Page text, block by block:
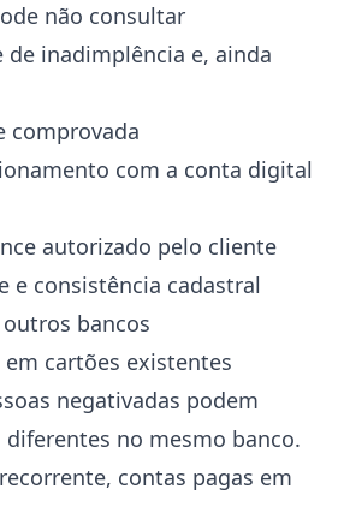
não consultar
de inadimplência e, ainda
comprovada
com a conta digital
autorizado pelo cliente
e consistência cadastral
bancos
cartões existentes
negativadas podem
diferentes no mesmo banco.
contas pagas em